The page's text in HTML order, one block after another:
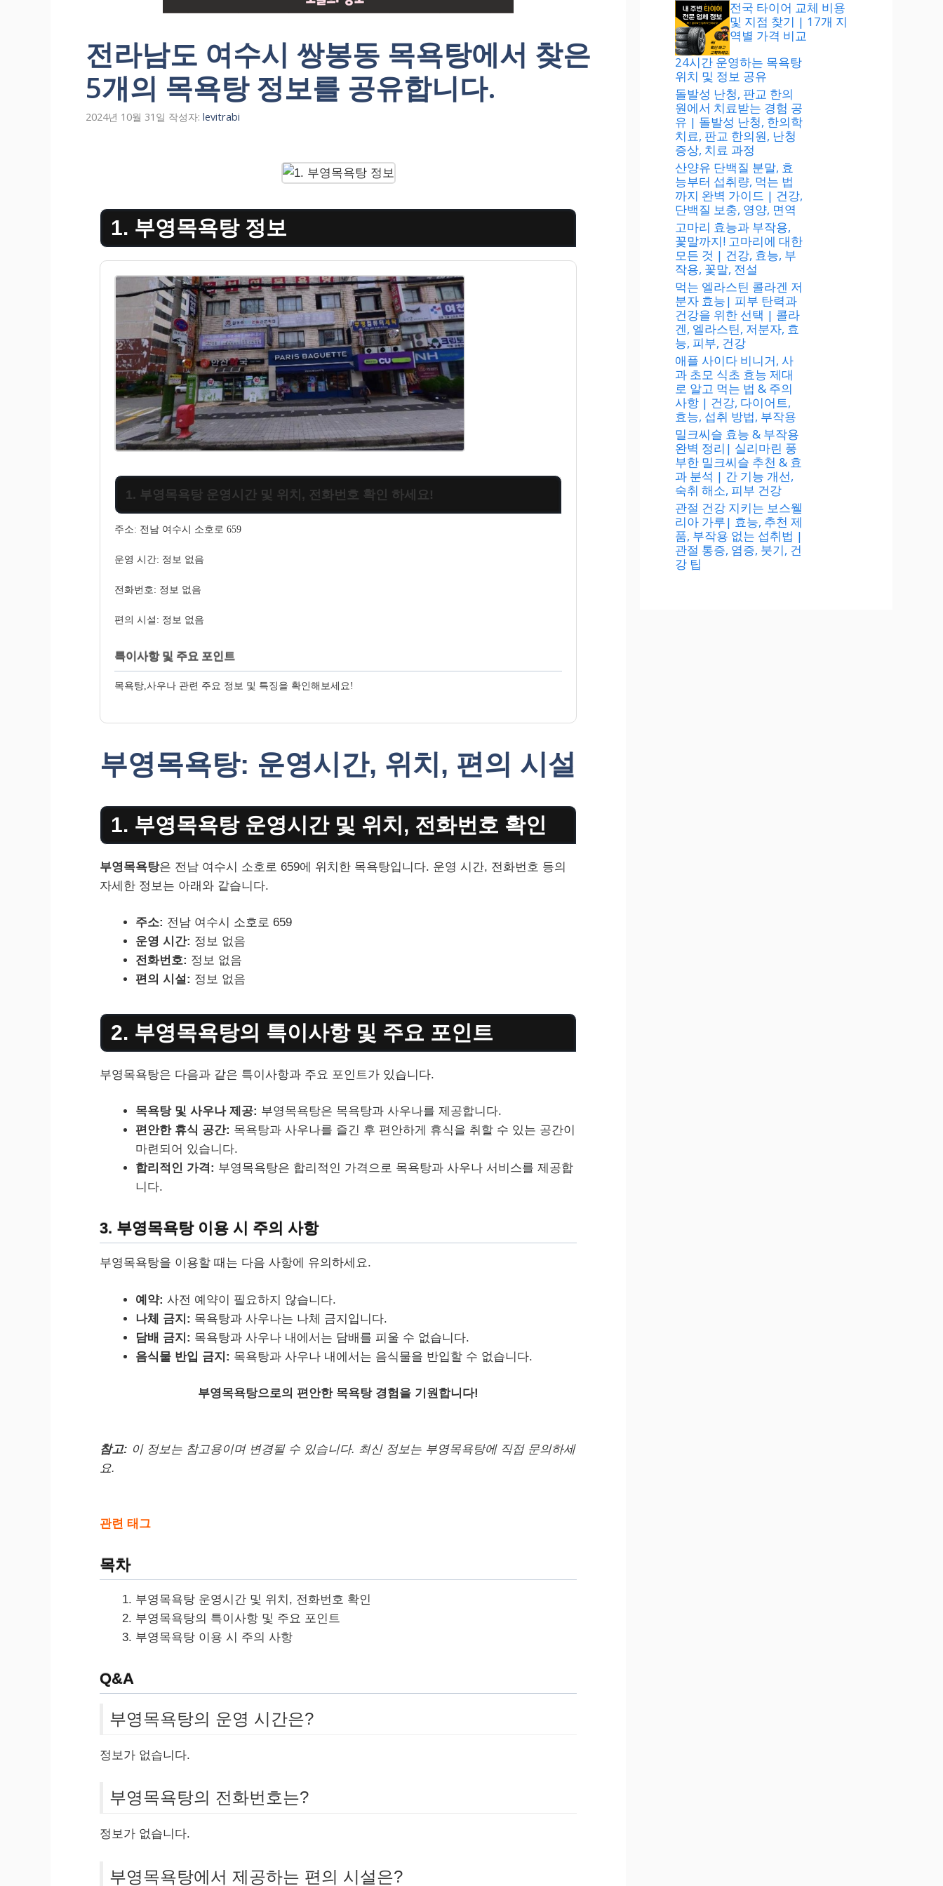
전라남도 여수시 쌍봉동 목욕탕에서 찾은
5개의 목욕탕 정보를 공유합니다.
2024년 10월 31일 작성자: levitrabi
1. 부영목욕탕 정보
1. 부영목욕탕 운영시간 및 위치, 전화번호 확인 하세요!
주소: 전남 여수시 소호로 659
운영 시간: 정보 없음
전화번호: 정보 없음
편의 시설: 정보 없음
특이사항 및 주요 포인트
목욕탕,사우나 관련 주요 정보 및 특징을 확인해보세요!
부영목욕탕: 운영시간, 위치, 편의 시설
1. 부영목욕탕 운영시간 및 위치, 전화번호 확인
부영목욕탕은 전남 여수시 소호로 659에 위치한 목욕탕입니다. 운영 시간, 전화번호 등의
자세한 정보는 아래와 같습니다.
주소: 전남 여수시 소호로 659
운영 시간: 정보 없음
전화번호: 정보 없음
편의 시설: 정보 없음
2. 부영목욕탕의 특이사항 및 주요 포인트
부영목욕탕은 다음과 같은 특이사항과 주요 포인트가 있습니다.
목욕탕 및 사우나 제공: 부영목욕탕은 목욕탕과 사우나를 제공합니다.
편안한 휴식 공간: 목욕탕과 사우나를 즐긴 후 편안하게 휴식을 취할 수 있는 공간이
마련되어 있습니다.
합리적인 가격: 부영목욕탕은 합리적인 가격으로 목욕탕과 사우나 서비스를 제공합
니다.
3. 부영목욕탕 이용 시 주의 사항
부영목욕탕을 이용할 때는 다음 사항에 유의하세요.
예약: 사전 예약이 필요하지 않습니다.
나체 금지: 목욕탕과 사우나는 나체 금지입니다.
담배 금지: 목욕탕과 사우나 내에서는 담배를 피울 수 없습니다.
음식물 반입 금지: 목욕탕과 사우나 내에서는 음식물을 반입할 수 없습니다.
부영목욕탕으로의 편안한 목욕탕 경험을 기원합니다!
참고: 이 정보는 참고용이며 변경될 수 있습니다. 최신 정보는 부영목욕탕에 직접 문의하세
요.
관련 태그
목차
부영목욕탕 운영시간 및 위치, 전화번호 확인
부영목욕탕의 특이사항 및 주요 포인트
부영목욕탕 이용 시 주의 사항
Q&A
부영목욕탕의 운영 시간은?
정보가 없습니다.
부영목욕탕의 전화번호는?
정보가 없습니다.
부영목욕탕에서 제공하는 편의 시설은?
전국 타이어 교체 비용
및 지점 찾기 | 17개 지
역별 가격 비교
24시간 운영하는 목욕탕
위치 및 정보 공유
돌발성 난청, 판교 한의
원에서 치료받는 경험 공
유 | 돌발성 난청, 한의학
치료, 판교 한의원, 난청
증상, 치료 과정
산양유 단백질 분말, 효
능부터 섭취량, 먹는 법
까지 완벽 가이드 | 건강,
단백질 보충, 영양, 면역
고마리 효능과 부작용,
꽃말까지! 고마리에 대한
모든 것 | 건강, 효능, 부
작용, 꽃말, 전설
먹는 엘라스틴 콜라겐 저
분자 효능| 피부 탄력과
건강을 위한 선택 | 콜라
겐, 엘라스틴, 저분자, 효
능, 피부, 건강
애플 사이다 비니거, 사
과 초모 식초 효능 제대
로 알고 먹는 법 & 주의
사항 | 건강, 다이어트,
효능, 섭취 방법, 부작용
밀크씨슬 효능 & 부작용
완벽 정리| 실리마린 풍
부한 밀크씨슬 추천 & 효
과 분석 | 간 기능 개선,
숙취 해소, 피부 건강
관절 건강 지키는 보스웰
리아 가루| 효능, 추천 제
품, 부작용 없는 섭취법 |
관절 통증, 염증, 붓기, 건
강 팁